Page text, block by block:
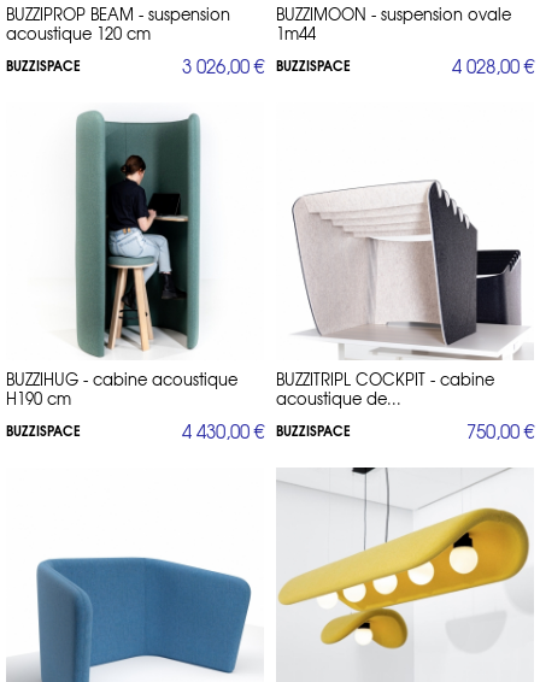
BUZZIPROP BEAM - suspension
acoustique 120 cm
BUZZISPACE 3 026,00 €
BUZZIMOON - suspension ovale
1m44
BUZZISPACE 4 028,00 €
BUZZIHUG - cabine acoustique
H190 cm
BUZZISPACE 4 430,00 €
BUZZITRIPL COCKPIT - cabine
acoustique de...
BUZZISPACE 750,00 €